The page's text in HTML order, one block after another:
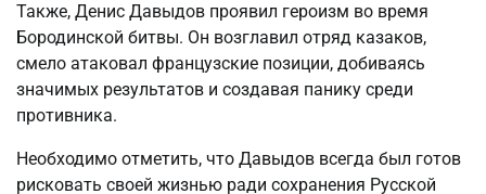
Также, Денис Давыдов проявил героизм во время
Бородинской битвы. Он возглавил отряд казаков,
смело атаковал французские позиции, добиваясь
значимых результатов и создавая панику среди
противника.
Необходимо отметить, что Давыдов всегда был готов
рисковать своей жизнью ради сохранения Русской